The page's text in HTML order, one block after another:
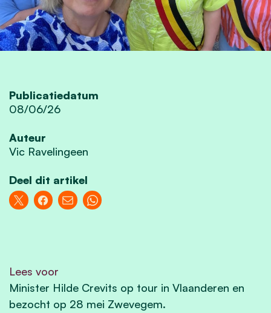
Publicatiedatum
08/06/26
Auteur
Vic Ravelingeen
Deel dit artikel
Lees voor
Minister Hilde Crevits op tour in Vlaanderen en
bezocht op 28 mei Zwevegem.